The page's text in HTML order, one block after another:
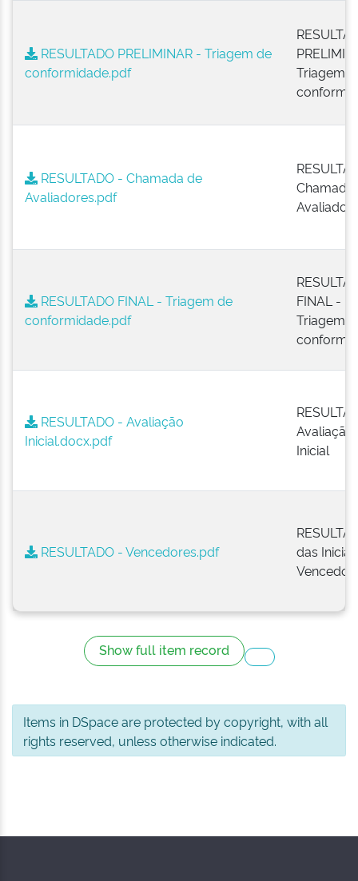
RESULTADO PRELIMINAR - Triagem de
conformidade.pdf
Triagem
RESULTADO - Chamada de
Avaliadores.pdf
Chamada
RESULTADO FINAL - Triagem de
conformidade.pdf
FINAL -
Triagem
RESULTADO - Avaliação
Inicial.docx.pdf
Avaliação
Inicial
RESULTADO - Vencedores.pdf
das
Show full item record
Items in DSpace are protected by copyright, with all
rights reserved, unless otherwise indicated.